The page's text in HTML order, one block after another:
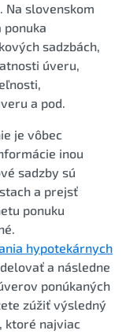
Na slovenskom
sadzbách,
úveru,
a pod.
je vôbec
inou
sadzby sú
a prejsť
ponuku
hypotekárnych
a následne
ponúkaných
zúžiť výsledný
ktoré najviac